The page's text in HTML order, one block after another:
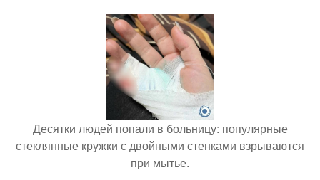
Десятки людей попали в больницу: популярные
стеклянные кружки с двойными стенками взрываются
при мытье.